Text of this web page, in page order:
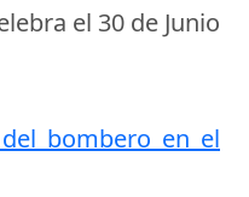
el 30 de Junio
bombero en el